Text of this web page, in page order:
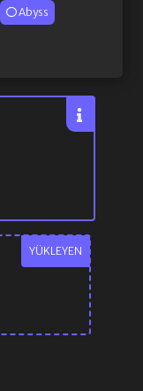
Abyss
YÜKLEYEN